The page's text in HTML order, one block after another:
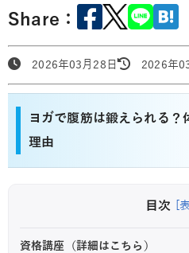
Share：
2026年03月28日 2026年
ヨガで腹筋は鍛えられる？
理由
目次 [
資格講座（詳細はこちら）